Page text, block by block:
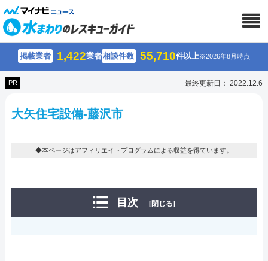
掲載業者 1,422業者相談件数 55,710件以上※2026年8月時点
PR 最終更新日： 2022.12.6
大矢住宅設備-藤沢市
◆本ページはアフィリエイトプログラムによる収益を得ています。
目次 [閉じる]